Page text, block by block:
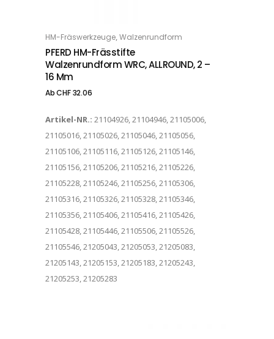
OPTIONS
HM-Fräswerkzeuge,Walzenrundform
PFERD HM-Frässtifte
Walzenrundform WRC, ALLROUND, 2 –
16 Mm
AbCHF32.06
Artikel-NR.: 21104926, 21104946, 21105006,
21105016, 21105026, 21105046, 21105056,
21105106, 21105116, 21105126, 21105146,
21105156, 21105206, 21105216, 21105226,
21105228, 21105246, 21105256, 21105306,
21105316, 21105326, 21105328, 21105346,
21105356, 21105406, 21105416, 21105426,
21105428, 21105446, 21105506, 21105526,
21105546, 21205043, 21205053, 21205083,
21205143, 21205153, 21205183, 21205243,
21205253, 21205283